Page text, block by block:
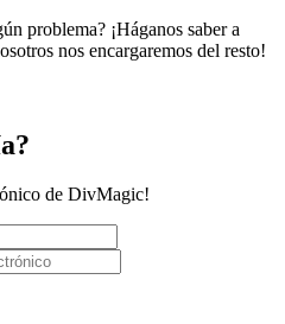
problema? ¡Háganos saber a
nos encargaremos del resto!
de DivMagic!